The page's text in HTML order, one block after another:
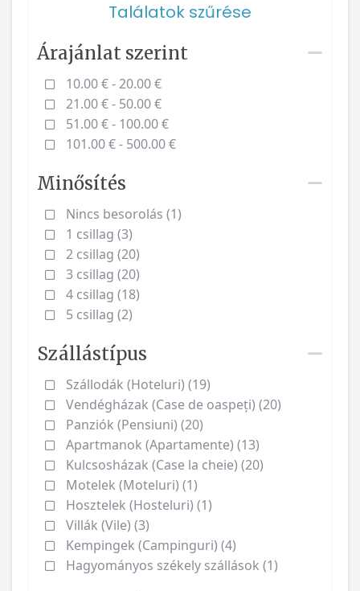
Találatok szűrése
Árajánlat szerint
10.00 € - 20.00 €
21.00 € - 50.00 €
51.00 € - 100.00 €
101.00 € - 500.00 €
Minősítés
Nincs besorolás (1)
1 csillag (3)
2 csillag (20)
3 csillag (20)
4 csillag (18)
5 csillag (2)
Szállástípus
Szállodák (Hoteluri) (19)
Vendégházak (Case de oaspeți) (20)
Panziók (Pensiuni) (20)
Apartmanok (Apartamente) (13)
Kulcsosházak (Case la cheie) (20)
Motelek (Moteluri) (1)
Hosztelek (Hosteluri) (1)
Villák (Vile) (3)
Kempingek (Campinguri) (4)
Hagyományos székely szállások (1)